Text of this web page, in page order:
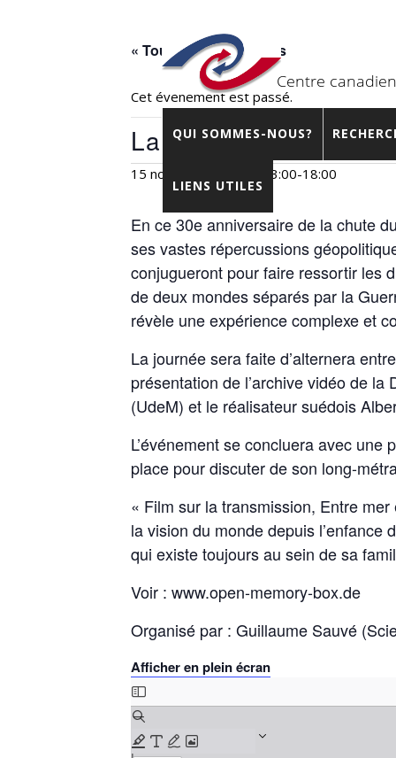
QUI SOMMES-NOUS?
LIENS UTILES
« Tous les Évènements
Cet évènement est passé.
La chute du mur :
15 novembre 2019 – 13:00-18:00
En ce 30e anniversaire de la chute
ses vastes répercussions
conjugueront pour faire ressortir les
de deux mondes séparés par la
révèle une expérience complexe et
La journée sera faite d’alternera
présentation de l’archive vidéo de
(UdeM) et le réalisateur suédois
L’événement se concluera avec
place pour discuter de son long-
« Film sur la transmission, Entre
la vision du monde depuis l’enfance
qui existe toujours au sein de sa
Voir : www.open-memory-box.de
Organisé par : Guillaume Sauvé
Afficher en plein écran
Skip
to
PDF
content